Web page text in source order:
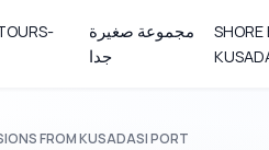
مجموعة صغيرة
جدا
SHORE
FROM KUSADASI PORT